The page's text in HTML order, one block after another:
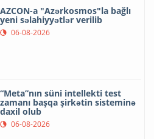
AZCON-a "Azərkosmos"la bağlı
yeni səlahiyyətlər verilib
06-08-2026
“Meta”nın süni intellekti test
zamanı başqa şirkətin sisteminə
daxil olub
06-08-2026